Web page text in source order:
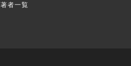
著者一覧